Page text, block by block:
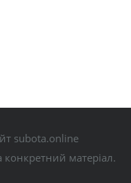
subota.online
матеріал.